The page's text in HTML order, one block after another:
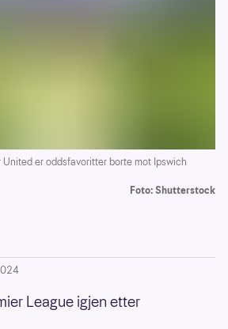
United er oddsfavoritter borte mot Ipswich
Foto: Shutterstock
League igjen etter